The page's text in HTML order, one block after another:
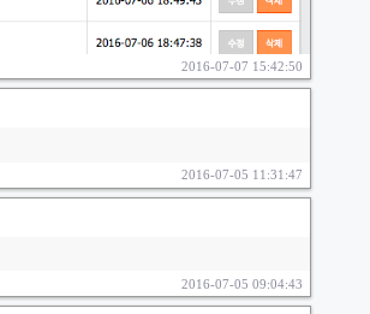
2016-07-07 15:42:50
2016-07-05 11:31:47
2016-07-05 09:04:43